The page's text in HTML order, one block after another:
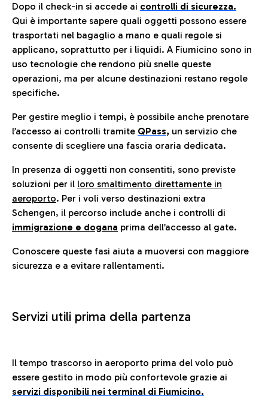
Dopo il check-in si accede ai controlli di sicurezza.
Qui è importante sapere quali oggetti possono essere
trasportati nel bagaglio a mano e quali regole si
applicano, soprattutto per i liquidi. A Fiumicino sono in
uso tecnologie che rendono più snelle queste
operazioni, ma per alcune destinazioni restano regole
specifiche.
Per gestire meglio i tempi, è possibile anche prenotare
l’accesso ai controlli tramite QPass, un servizio che
consente di scegliere una fascia oraria dedicata.
In presenza di oggetti non consentiti, sono previste
soluzioni per il loro smaltimento direttamente in
aeroporto. Per i voli verso destinazioni extra
Schengen, il percorso include anche i controlli di
immigrazione e dogana prima dell’accesso al gate.
Conoscere queste fasi aiuta a muoversi con maggiore
sicurezza e a evitare rallentamenti.
Servizi utili prima della partenza
Il tempo trascorso in aeroporto prima del volo può
essere gestito in modo più confortevole grazie ai
servizi disponibili nei terminal di Fiumicino.